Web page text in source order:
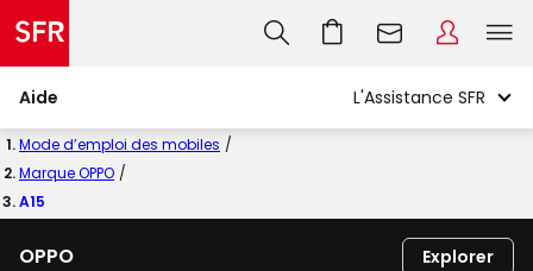
Aide
Mode d’emploi des mobiles
Marque OPPO
A15
OPPO Explorer